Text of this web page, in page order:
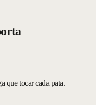
que tocar cada pata.